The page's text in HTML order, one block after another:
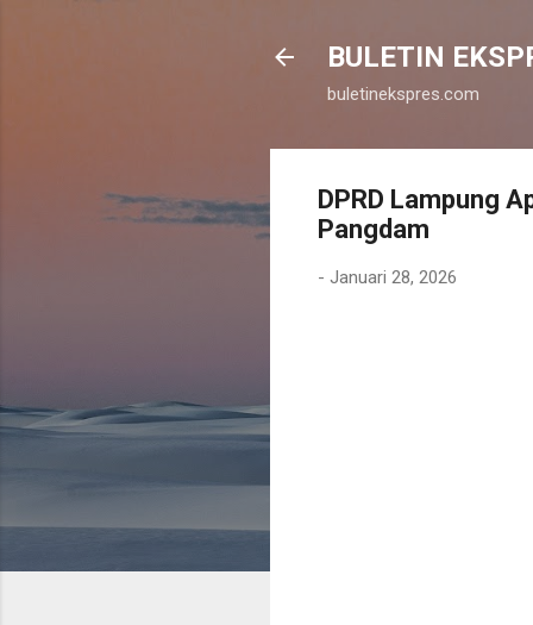
BULETIN
buletinekspres.com
DPRD Lampung
Pangdam
- Januari 28, 2026